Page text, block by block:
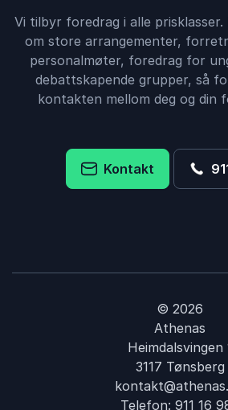
Vi tilbyr foredrag i alle
om store arrangementer,
personalmøter, foredrag for
debattskapende grupper, så
kontakten mellom deg og din
Kontakt
© 2026
Athenas
Heimdalsvingen
3117 Tønsberg
Telefon: 911 16